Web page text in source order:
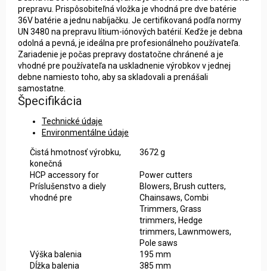
prepravu. Prispôsobiteľná vložka je vhodná pre dve batérie
36V batérie a jednu nabíjačku. Je certifikovaná podľa normy
UN 3480 na prepravu lítium-iónových batérií. Keďže je debna
odolná a pevná, je ideálna pre profesionálneho používateľa.
Zariadenie je počas prepravy dostatočne chránené a je
vhodné pre používateľa na uskladnenie výrobkov v jednej
debne namiesto toho, aby sa skladovali a prenášali
samostatne.
Špecifikácia
Technické údaje
Environmentálne údaje
Čistá hmotnosť výrobku,
konečná
3672 g
HCP accessory for
Power cutters
Príslušenstvo a diely
vhodné pre
Blowers, Brush cutters,
Chainsaws, Combi
Trimmers, Grass
trimmers, Hedge
trimmers, Lawnmowers,
Pole saws
Výška balenia
195 mm
Dĺžka balenia
385 mm